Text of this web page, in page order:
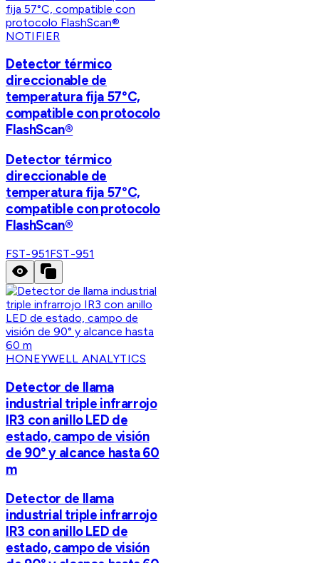
NOTIFIER
Detector térmico
direccionable de
temperatura fija 57°C,
compatible con protocolo
FlashScan®
Detector térmico
direccionable de
temperatura fija 57°C,
compatible con protocolo
FlashScan®
FST-951FST-951
HONEYWELL ANALYTICS
Detector de llama
industrial triple infrarrojo
IR3 con anillo LED de
estado, campo de visión
de 90° y alcance hasta 60
m
Detector de llama
industrial triple infrarrojo
IR3 con anillo LED de
estado, campo de visión